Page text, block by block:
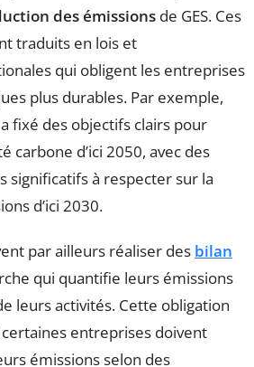
des émissions de GES. Ces
traduits en lois et
qui obligent les entreprises
plus durables. Par exemple,
fixé des objectifs clairs pour
carbone d’ici 2050, avec des
significatifs à respecter sur la
d’ici 2030.
par ailleurs réaliser des bilan
qui quantifie leurs émissions
leurs activités. Cette obligation
entreprises doivent
émissions selon des